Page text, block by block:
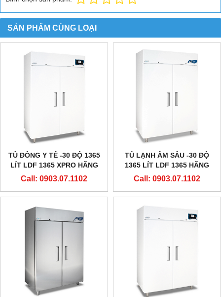
SẢN PHẨM CÙNG LOẠI
TỦ ĐÔNG Y TẾ -30 ĐỘ 1365
LÍT LDF 1365 XPRO HÃNG
EVERMED - Ý
Call: 0903.07.1102
TỦ LẠNH ÂM SÂU -30 ĐỘ
1365 LÍT LDF 1365 HÃNG
EVERMED - Ý
Call: 0903.07.1102